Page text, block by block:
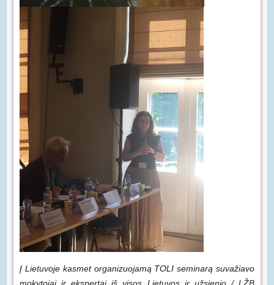
Į Lietuvoje kasmet organizuojamą TOLI seminarą suvažiavo